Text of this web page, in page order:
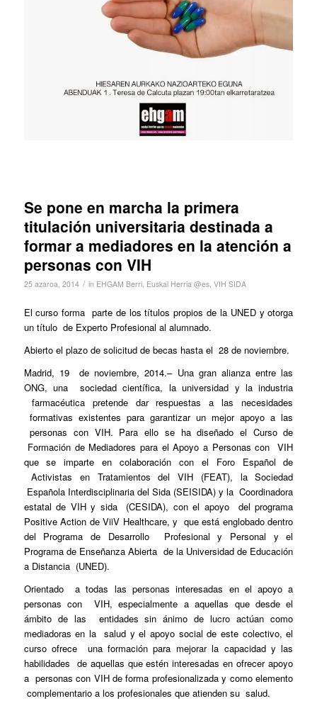
Se pone en marcha la primera
titulación universitaria destinada a
formar a mediadores en la atención a
personas con VIH
25 azaroa, 2014 / in EHGAM Berri, Euskal Herria @es, VIH SIDA
El curso forma parte de los títulos propios de la UNED y otorga
un título de Experto Profesional al alumnado.
Abierto el plazo de solicitud de becas hasta el 28 de noviembre.
Madrid, 19 de noviembre, 2014.– Una gran alianza entre las
ONG, una sociedad científica, la universidad y la industria
farmacéutica pretende dar respuestas a las necesidades
formativas existentes para garantizar un mejor apoyo a las
personas con VIH. Para ello se ha diseñado el Curso de
Formación de Mediadores para el Apoyo a Personas con VIH
que se imparte en colaboración con el Foro Español de
Activistas en Tratamientos del VIH (FEAT), la Sociedad
Española Interdisciplinaria del Sida (SEISIDA) y la Coordinadora
estatal de VIH y sida (CESIDA), con el apoyo del programa
Positive Action de ViiV Healthcare, y que está englobado dentro
del Programa de Desarrollo Profesional y Personal y el
Programa de Enseñanza Abierta de la Universidad de Educación
a Distancia (UNED).
Orientado a todas las personas interesadas en el apoyo a
personas con VIH, especialmente a aquellas que desde el
ámbito de las entidades sin ánimo de lucro actúan como
mediadoras en la salud y el apoyo social de este colectivo, el
curso ofrece una formación para mejorar la capacidad y las
habilidades de aquellas que estén interesadas en ofrecer apoyo
a personas con VIH de forma profesionalizada y como elemento
complementario a los profesionales que atienden su salud.